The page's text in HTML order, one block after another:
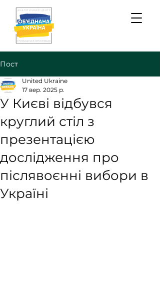
Пост
У Києві відбувся
круглий стіл з
презентацією
дослідження про
післявоєнні вибори в
Україні
United Ukraine
17 вер. 2025 р.